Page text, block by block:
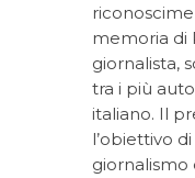
memoria di
giornalista,
tra i più
italiano. Il
l’obiettivo
giornalismo